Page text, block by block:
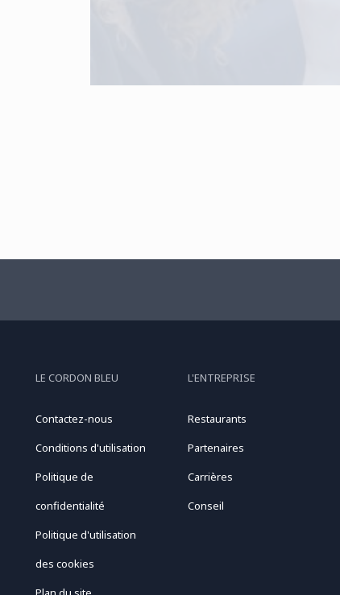
LE CORDON BLEU
Contactez-nous
Conditions d'utilisation
Politique de
confidentialité
Politique d'utilisation
des cookies
L'ENTREPRISE
Restaurants
Partenaires
Carrières
Conseil